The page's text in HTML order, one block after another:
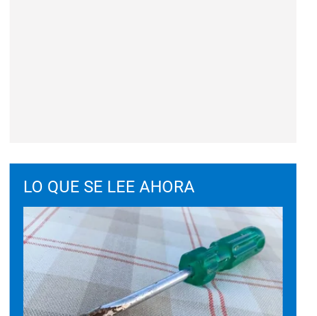
LO QUE SE LEE AHORA